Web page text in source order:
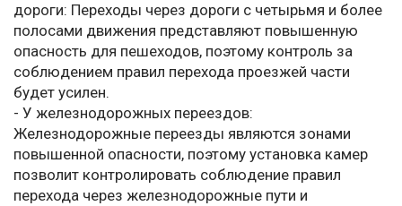
дороги: Переходы через дороги с четырьмя и более
полосами движения представляют повышенную
опасность для пешеходов, поэтому контроль за
соблюдением правил перехода проезжей части
будет усилен.
- У железнодорожных переездов:
Железнодорожные переезды являются зонами
повышенной опасности, поэтому установка камер
позволит контролировать соблюдение правил
перехода через железнодорожные пути и